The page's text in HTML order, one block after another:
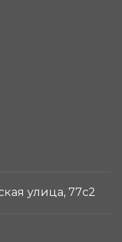
улица, 77с2